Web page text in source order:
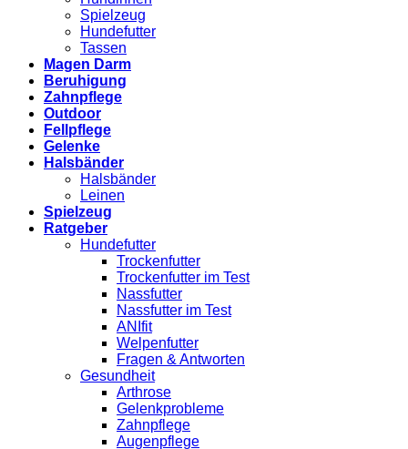
Spielzeug
Hundefutter
Tassen
Magen Darm
Beruhigung
Zahnpflege
Outdoor
Fellpflege
Gelenke
Halsbänder
Halsbänder
Leinen
Spielzeug
Ratgeber
Hundefutter
Trockenfutter
Trockenfutter im Test
Nassfutter
Nassfutter im Test
ANIfit
Welpenfutter
Fragen & Antworten
Gesundheit
Arthrose
Gelenkprobleme
Zahnpflege
Augenpflege